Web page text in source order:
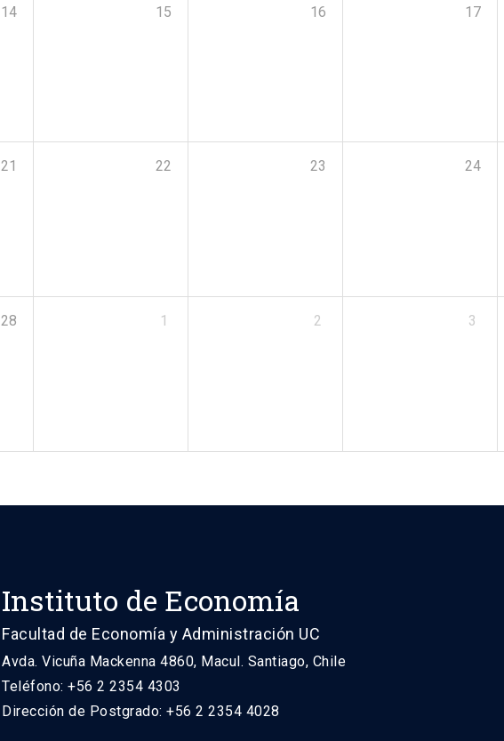
14 15 16 17
21 22 23 24
28 1 2 3
Instituto de Economía
Facultad de Economía y Administración UC
Avda. Vicuña Mackenna 4860, Macul. Santiago, Chile
Teléfono: +56 2 2354 4303
Dirección de Postgrado: +56 2 2354 4028